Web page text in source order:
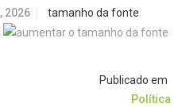
2026 tamanho da fonte
Publicado em
Política